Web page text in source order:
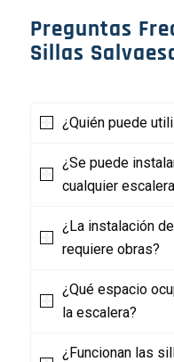
Preguntas
Sillas
¿Quién puede
¿Se puede
cualquier
¿La instalación
requiere obras?
¿Qué espacio
la escalera?
¿Funcionan las